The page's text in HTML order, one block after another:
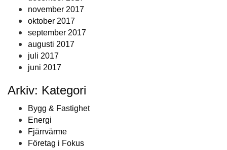
november 2017
oktober 2017
september 2017
augusti 2017
juli 2017
juni 2017
Arkiv: Kategori
Bygg & Fastighet
Energi
Fjärrvärme
Företag i Fokus